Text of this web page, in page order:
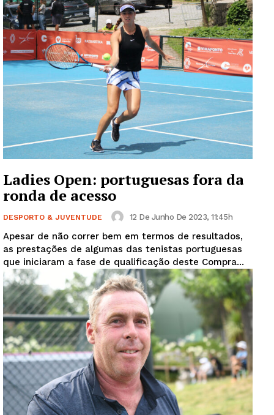
Guimarães, agora!
Ladies Open: portuguesas fora da
ronda de acesso
DESPORTO & JUVENTUDE 12 De Junho De 2023, 11:45h
Apesar de não correr bem em termos de resultados,
as prestações de algumas das tenistas portuguesas
que iniciaram a fase de qualificação deste Compra...